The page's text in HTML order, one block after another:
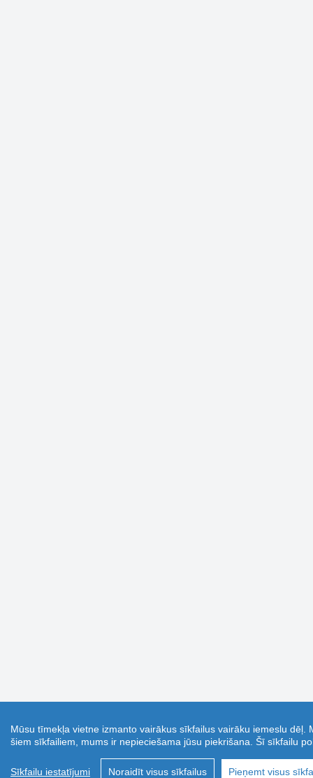
Mūsu tīmekļa vietne izmanto vairākus sīkfailus vairāku iemeslu
šiem sīkfailiem, mums ir nepieciešama jūsu piekrišana. Šī sīkfailu
Sīkfailu iestatījumi Noraidīt visus sīkfailus Pieņemt visus